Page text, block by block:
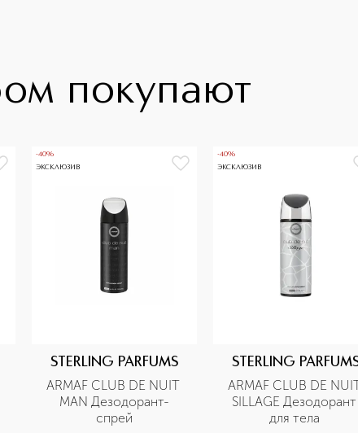
покупают
-40%
ЭКСКЛЮЗИВ
STERLING PARFUMS
ARMAF CLUB DE NUIT
MAN Дезодорант-
спрей
-40%
ЭКСКЛЮЗИВ
STERLING
ARMAF CLUB DE
SILLAGE Дезодорант